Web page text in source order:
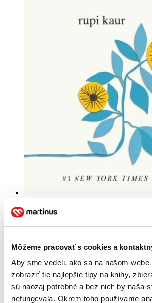
Môžeme pracovať s cookies a
Aby sme vedeli, ako sa na našom
zobraziť tie najlepšie tipy na knihy,
sú naozaj potrebné a bez nich by naša
nefungovala. Okrem toho používame
Angličtina, 2021
Tento produkt je na objednávku a jeho
objednávku odoslali čo najskôr a o jej
11,40 €
Vložiť do košíka